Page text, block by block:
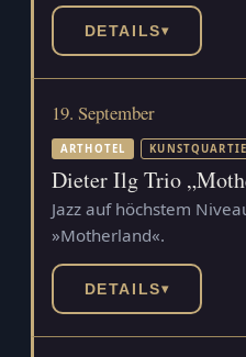
DETAILS▾
19. September
ARTHOTEL
Dieter Ilg Trio
Jazz auf höchstem
»Motherland«.
DETAILS▾